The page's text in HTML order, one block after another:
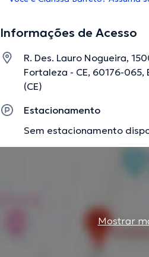
Informações de Acesso
R. Des. Lauro Nogueira,
Fortaleza - CE, 60176-065,
(CE)
Estacionamento
Sem estacionamento
Mostrar